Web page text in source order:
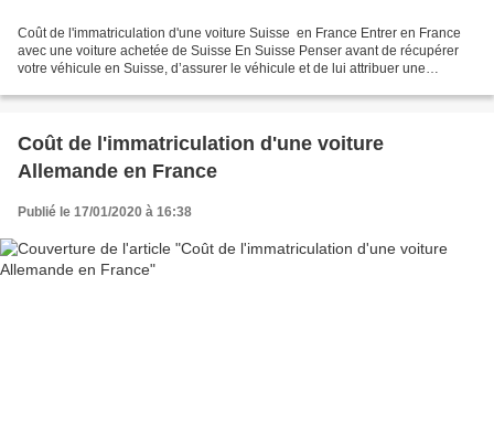
Coût de l'immatriculation d'une voiture Suisse en France Entrer en France
avec une voiture achetée de Suisse En Suisse Penser avant de récupérer
votre véhicule en Suisse, d’assurer le véhicule et de lui attribuer une
Coût de l'immatriculation d'une voiture
Allemande en France
Publié le 17/01/2020 à 16:38